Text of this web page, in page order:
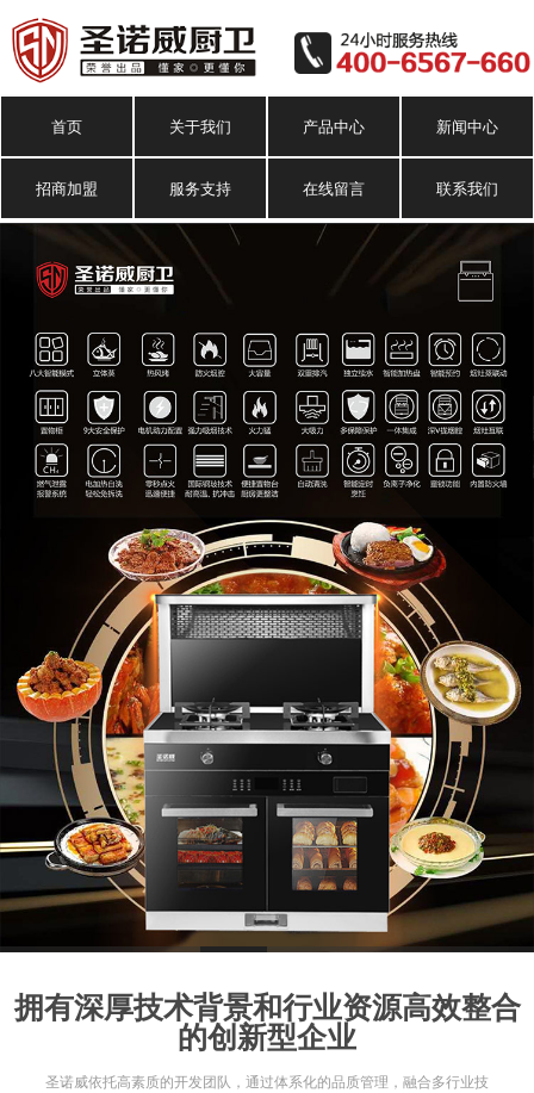
首页 关于我们 产品中心 新闻中心
招商加盟 服务支持 在线留言 联系我们
1 2 3 4 5 6 7 8
拥有深厚技术背景和行业资源高效整合
的创新型企业
圣诺威依托高素质的开发团队，通过体系化的品质管理，融合多行业技